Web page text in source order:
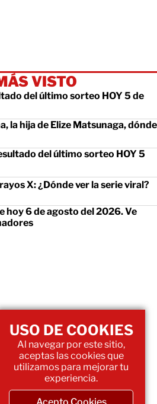
VISTO
del último sorteo HOY 5 de
la hija de Elize Matsunaga, dónde
del último sorteo HOY 5
X: ¿Dónde ver la serie viral?
hoy 6 de agosto del 2026. Ve
USO DE COOKIES
Al navegar por este sitio,
aceptas las cookies que
utilizamos para mejorar tu
experiencia.
Acepto Cookies